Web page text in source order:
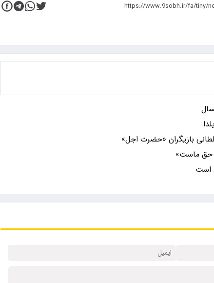
بازیگران «حضرت اجل»
حق ماست»
است